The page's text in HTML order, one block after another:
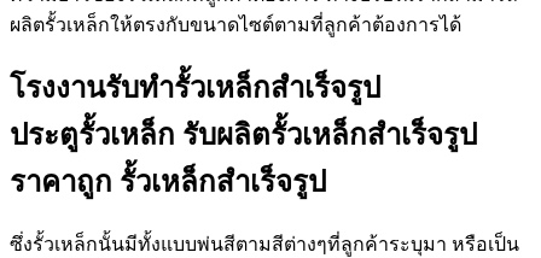
ผลิตรั้วเหล็กให้ตรงกับขนาดไซต์ตามที่ลูกค้าต้องการได้
โรงงานรับทำรั้วเหล็กสำเร็จรูป
ประตูรั้วเหล็ก รับผลิตรั้วเหล็กสำเร็จรูป
ราคาถูก รั้วเหล็กสําเร็จรูป
ซึ่งรั้วเหล็กนั้นมีทั้งแบบพ่นสีตามสีต่างๆที่ลูกค้าระบุมา หรือเป็น